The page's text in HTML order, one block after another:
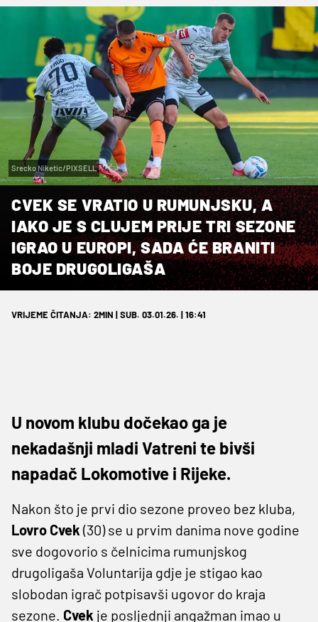
Srecko Niketic/PIXSELL
CVEK SE VRATIO U RUMUNJSKU, A
IAKO JE S CLUJEM PRIJE TRI SEZONE
IGRAO U EUROPI, SADA ĆE BRANITI
BOJE DRUGOLIGAŠA
VRIJEME ČITANJA: 2MIN | SUB. 03.01.26. | 16:41
U novom klubu dočekao ga je
nekadašnji mladi Vatreni te bivši
napadač Lokomotive i Rijeke.
Nakon što je prvi dio sezone proveo bez kluba,
Lovro Cvek (30) se u prvim danima nove godine
sve dogovorio s čelnicima rumunjskog
drugoligaša Voluntarija gdje je stigao kao
slobodan igrač potpisavši ugovor do kraja
sezone. Cvek je posljednji angažman imao u